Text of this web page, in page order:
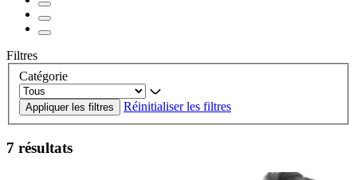
Filtres
Catégorie
Appliquer les filtres Réinitialiser les filtres
7 résultats